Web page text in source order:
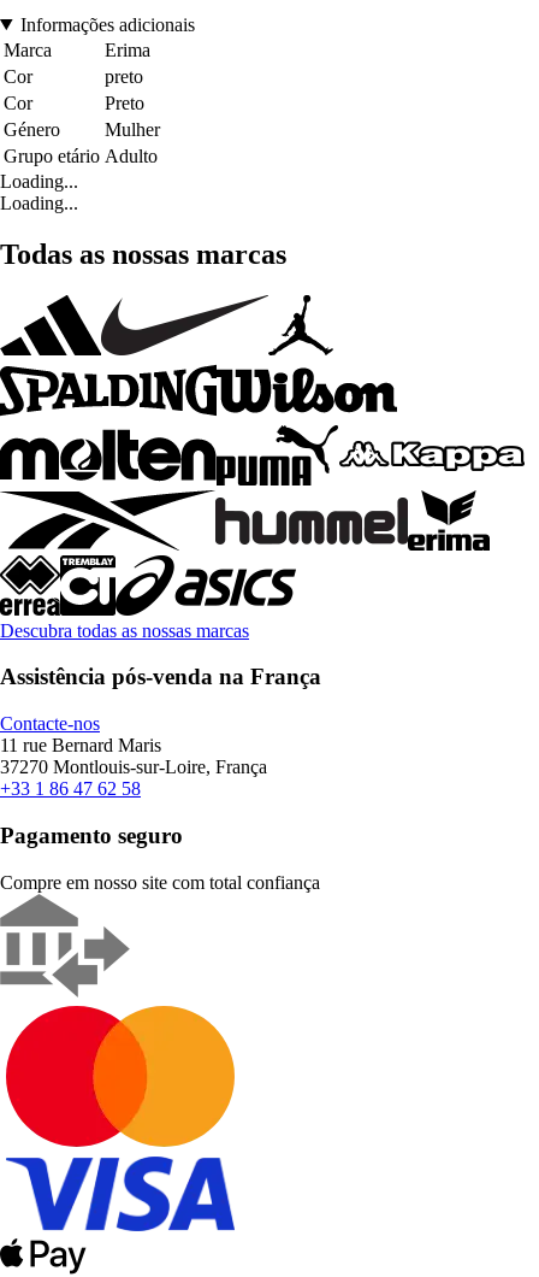
Informações adicionais
Marca
Erima
Cor
preto
Cor
Preto
Género
Mulher
Grupo etário Adulto
Loading...
Loading...
Todas as nossas marcas
Descubra todas as nossas marcas
Assistência pós-venda na França
Contacte-nos
11 rue Bernard Maris
37270 Montlouis-sur-Loire, França
+33 1 86 47 62 58
Pagamento seguro
Compre em nosso site com total confiança